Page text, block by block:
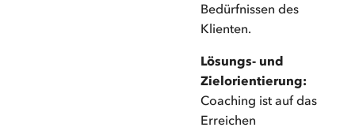
Bedürfnissen des
Klienten.
Lösungs- und
Zielorientierung:
Coaching ist auf das
Erreichen